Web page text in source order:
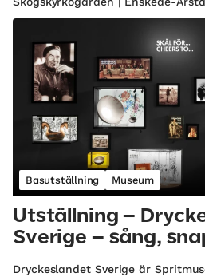
Basutställning Museum
Utställning –
Sverige – sång,
Dryckeslandet Sverige är